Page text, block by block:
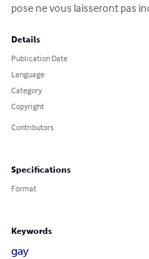
pose ne vous laisseront pas
Details
Publication Date
Language
Category
Copyright
Contributors
Specifications
Format
Keywords
gay